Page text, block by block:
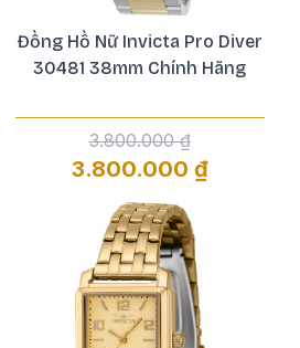
Đồng Hồ Nữ Invicta Pro Diver
30481 38mm Chính Hãng
3.800.000 ₫
3.800.000 ₫